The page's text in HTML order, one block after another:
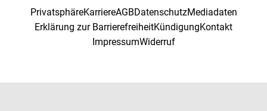
PrivatsphäreKarriereAGBDatenschutzMediadaten
Erklärung zur BarrierefreiheitKündigungKontakt
ImpressumWiderruf